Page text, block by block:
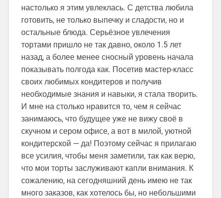
настолько я этим увлеклась. С детства любила
готовить, не только выпечку и сладости, но и
остальные блюда. Серьёзное увлечения
тортами пришло не так давно, около 1.5 лет
назад, а более менее сносный уровень начала
показывать полгода как. Посетив мастер-класс
своих любимых кондитеров и получив
необходимые знания и навыки, я стала творить.
И мне на столько нравится то, чем я сейчас
занимаюсь, что будущее уже не вижу своё в
скучном и сером офисе, а вот в милой, уютной
кондитерской — да! Поэтому сейчас я прилагаю
все усилия, чтобы меня заметили, так как верю,
что мои торты заслуживают капли внимания. К
сожалению, на сегодняшний день имею не так
много заказов, как хотелось бы, но небольшими